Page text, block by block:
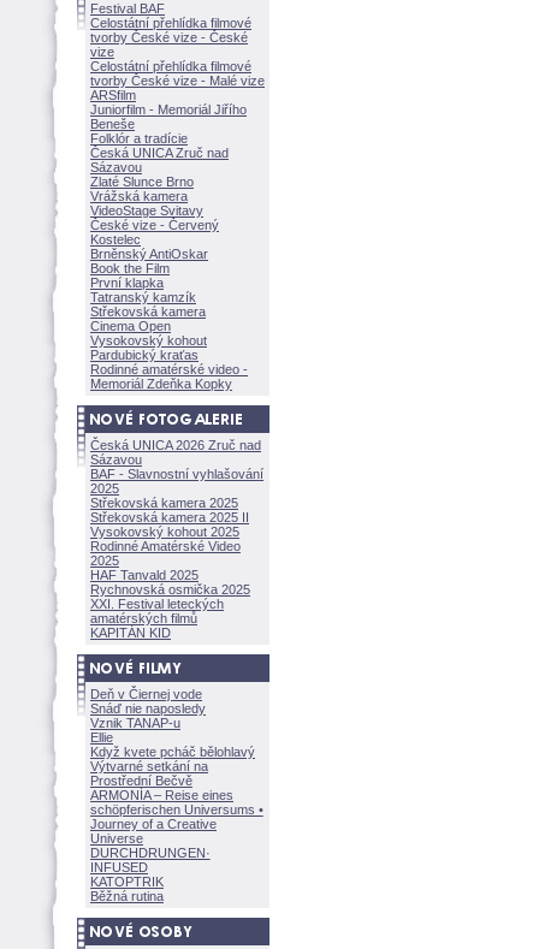
Festival BAF
Celostátní přehlídka filmové
tvorby České vize - České
vize
Celostátní přehlídka filmové
tvorby České vize - Malé vize
ARSfilm
Juniorfilm - Memoriál Jiřího
Beneše
Folklór a tradície
Česká UNICA Zruč nad
Sázavou
Zlaté Slunce Brno
Vrážská kamera
VideoStage Svitavy
České vize - Červený
Kostelec
Brněnský AntiOskar
Book the Film
První klapka
Tatranský kamzík
Střekovská kamera
Cinema Open
Vysokovský kohout
Pardubický kraťas
Rodinné amatérské video -
Memoriál Zdeňka Kopky
Česká UNICA 2026 Zruč nad
Sázavou
BAF - Slavnostní vyhlašování
2025
Střekovská kamera 2025
Střekovská kamera 2025 II
Vysokovský kohout 2025
Rodinné Amatérské Video
2025
HAF Tanvald 2025
Rychnovská osmička 2025
XXI. Festival leteckých
amatérských filmů
KAPITÁN KID
Deň v Čiernej vode
Snáď nie naposledy
Vznik TANAP-u
Ellie
Když kvete pcháč bělohlavý
Výtvarné setkání na
Prostřední Bečvě
ARMONÍA – Reise eines
schöpferischen Universums •
Journey of a Creative
Universe
DURCHDRUNGEN·
INFUSED
KATOPTRIK
Běžná rutina